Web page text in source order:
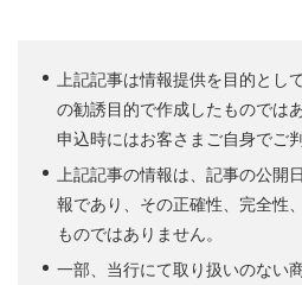
上記記事は情報提供を目的とし
の勧誘目的で作成したものでは
申込時にはお客さまご自身でご
上記記事の情報は、記事の公開
報であり、その正確性、完全性
ものではありません。
一部、当行にて取り扱いのない